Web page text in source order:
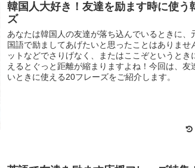
韓国人大好き！友達を励ます時に使う
ズ
あなたは韓国人の友達が落ち込んでいるときに、
国語で励ましてあげたいと思ったことはありませ
ットなどでさりげなく、またはここぞというとき
えるとぐっと距離が縮まりますよね！今回は、友
いときに使える20フレーズをご紹介します。